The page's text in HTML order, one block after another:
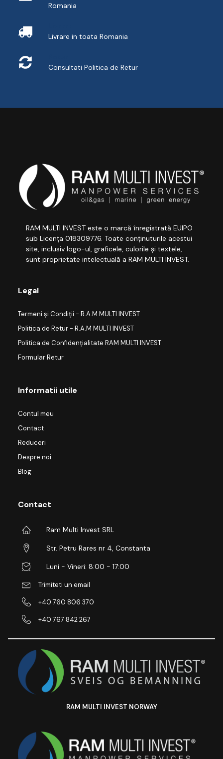
Romania
Livrare in toata Romania
Consultati Politica de Retur
RAM MULTI INVEST este o marcă înregistrată EUIPO
sub Licența 018309776. Toate conținuturile acestui
site, inclusiv logo-ul, graficele, culorile și textele,
sunt proprietate intelectuală a RAM MULTI INVEST.
Legal
Termeni și Condiții - R.A.M MULTI INVEST
Politica de Retur - R.A.M MULTI INVEST
Politica de Confidențialitate RAM MULTI INVEST
Formular Retur
Informatii utile
Contul meu
Contact
Reduceri
Despre noi
Blog
Contact
Ram Multi Invest SRL
Str. Petru Rares nr 4, Constanta
Luni - Vineri: 8:00 - 17:00
Trimiteti un email
+40 760 806 370
+40 767 842 267
RAM MULTI INVEST NORWAY